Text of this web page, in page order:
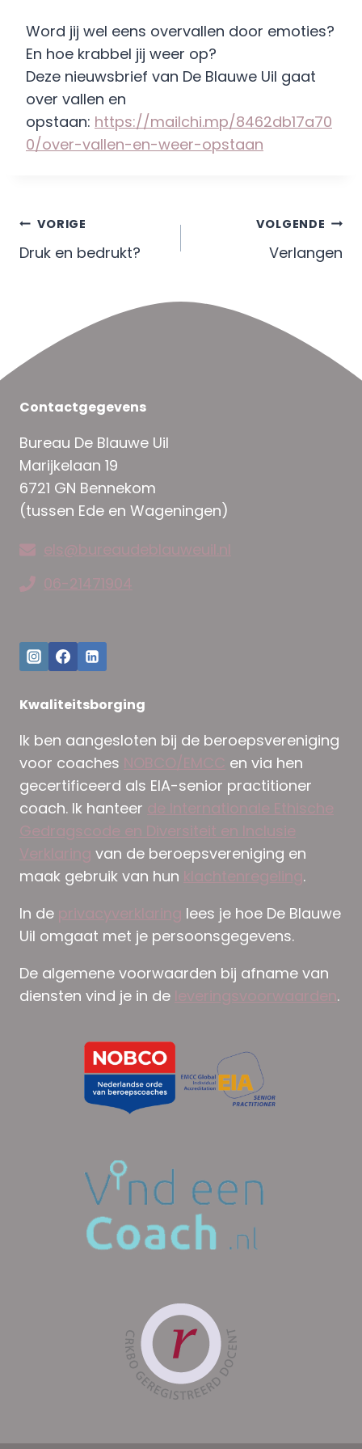
Word jij wel eens overvallen door emoties?
En hoe krabbel jij weer op?
Deze nieuwsbrief van De Blauwe Uil gaat
over vallen en
opstaan: https://mailchi.mp/8462db17a70
0/over-vallen-en-weer-opstaan
Berichtnavigatie
VORIGE
Druk en bedrukt?
VOLGENDE
Verlangen
Contactgegevens
Bureau De Blauwe Uil
Marijkelaan 19
6721 GN Bennekom
(tussen Ede en Wageningen)
els@bureaudeblauweuil.nl
06-21471904
Kwaliteitsborging
Ik ben aangesloten bij de beroepsvereniging
voor coaches NOBCO/EMCC en via hen
gecertificeerd als EIA-senior practitioner
coach. Ik hanteer de Internationale Ethische
Gedragscode en Diversiteit en Inclusie
Verklaring van de beroepsvereniging en
maak gebruik van hun klachtenregeling.
In de privacyverklaring lees je hoe De Blauwe
Uil omgaat met je persoonsgegevens.
De algemene voorwaarden bij afname van
diensten vind je in de leveringsvoorwaarden.